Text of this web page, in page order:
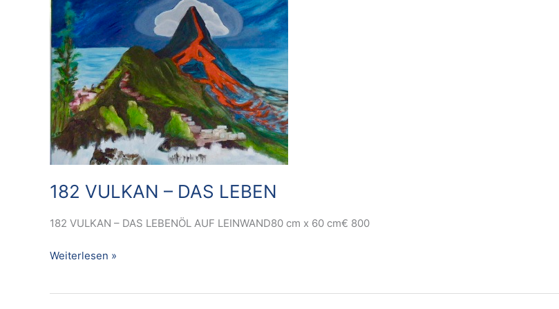
182 VULKAN – DAS LEBEN
182 VULKAN – DAS LEBENÖL AUF LEINWAND80 cm x 60 cm€ 800
VULKAN
–
DAS
LEBEN
Weiterlesen »